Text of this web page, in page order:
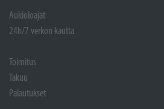
Aukioloajat
24h/7 verkon kautta
Toimitus
Takuu
Palautukset